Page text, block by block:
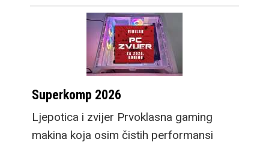
Superkomp 2026
Ljepotica i zvijer Prvoklasna gaming
makina koja osim čistih performansi